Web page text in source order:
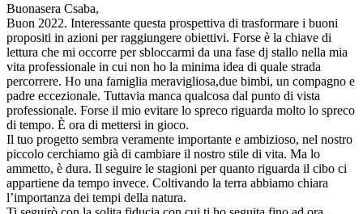
Buonasera Csaba,
Buon 2022. Interessante questa prospettiva di trasformare i buoni
propositi in azioni per raggiungere obiettivi. Forse è la chiave di
lettura che mi occorre per sbloccarmi da una fase dj stallo nella mia
vita professionale in cui non ho la minima idea di quale strada
percorrere. Ho una famiglia meravigliosa,due bimbi, un compagno e
padre eccezionale. Tuttavia manca qualcosa dal punto di vista
professionale. Forse il mio evitare lo spreco riguarda molto lo spreco
di tempo. È ora di mettersi in gioco.
Il tuo progetto sembra veramente importante e ambizioso, nel nostro
piccolo cerchiamo già di cambiare il nostro stile di vita. Ma lo
ammetto, è dura. Il seguire le stagioni per quanto riguarda il cibo ci
appartiene da tempo invece. Coltivando la terra abbiamo chiara
l’importanza dei tempi della natura.